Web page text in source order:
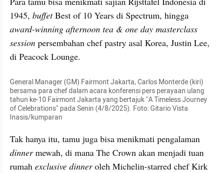
1945, buffet
award-winning afternoon tea & one day masterclass
session persembahan chef pastry asal Korea, Justin Lee,
di Peacock Lounge.
General Manager (GM) Fairmont Jakarta, Carlos Monterde (kiri)
bersama para chef dalam acara konferensi pers perayaan ulang
tahun ke-10 Fairmont Jakarta yang bertajuk "A Timeless Journey
of Celebrations" pada Senin (4/8/2025). Foto: Gitario Vista
Inasis/kumparan
dinner mewah, di mana The Crown akan menjadi tuan
rumah exclusive dinner oleh Michelin-starred chef Kirk